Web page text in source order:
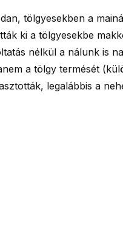
tölgyesekben a
ki a tölgyesekbe
nélkül a nálunk is
a tölgy termését
legalábbis a